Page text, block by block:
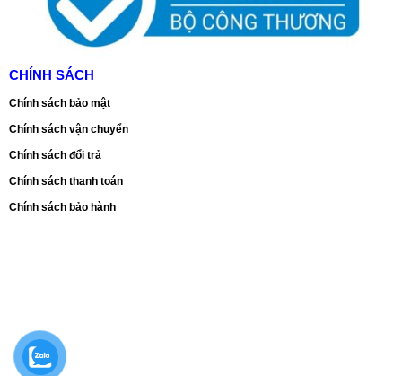
CHÍNH SÁCH
Chính sách bảo mật
Chính sách vận chuyển
Chính sách đổi trả
Chính sách thanh toán
Chính sách bảo hành